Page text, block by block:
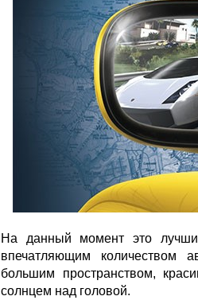
На данный момент это
впечатляющим количеством
большим пространством,
солнцем над головой.